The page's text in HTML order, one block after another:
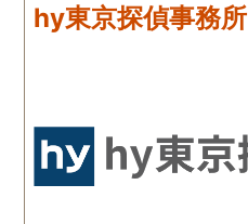
hy東京探偵事務所